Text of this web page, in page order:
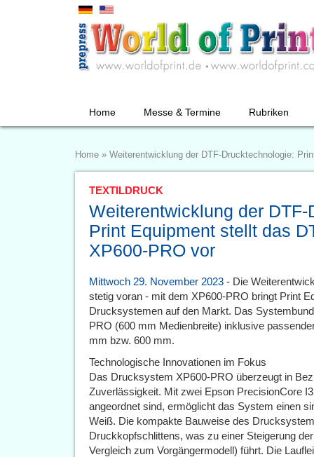
Home Messe & Termine Rubriken
Home » Weiterentwicklung der DTF-Drucktechnologie:
TEXTILDRUCK
Weiterentwicklung der
Print Equipment stellt das
XP600-PRO vor
Mittwoch 29. November 2023 - Die
stetig voran - mit dem XP600-PRO bringt Print
Drucksystemen auf den Markt. Das
PRO (600 mm Medienbreite) inklusive
mm bzw. 600 mm.
Technologische Innovationen im Fokus
Das Drucksystem XP600-PRO überzeugt in
Zuverlässigkeit. Mit zwei Epson PrecisionCore
angeordnet sind, ermöglicht das System einen
Weiß. Die kompakte Bauweise des
Druckkopfschlittens, was zu einer Steigerung
Vergleich zum Vorgängermodell) führt. Die